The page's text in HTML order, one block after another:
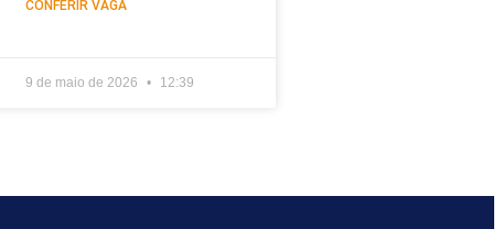
CONFERIR VAGA
9 de maio de 2026 12:39